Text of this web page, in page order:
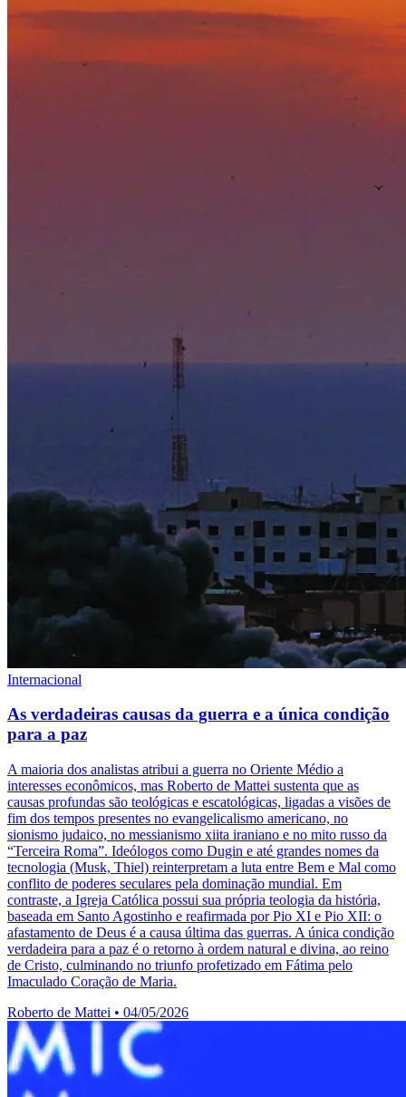
Internacional
As verdadeiras causas da guerra e a única condição
para a paz
A maioria dos analistas atribui a guerra no Oriente Médio a
interesses econômicos, mas Roberto de Mattei sustenta que as
causas profundas são teológicas e escatológicas, ligadas a visões de
fim dos tempos presentes no evangelicalismo americano, no
sionismo judaico, no messianismo xiita iraniano e no mito russo da
“Terceira Roma”. Ideólogos como Dugin e até grandes nomes da
tecnologia (Musk, Thiel) reinterpretam a luta entre Bem e Mal como
conflito de poderes seculares pela dominação mundial. Em
contraste, a Igreja Católica possui sua própria teologia da história,
baseada em Santo Agostinho e reafirmada por Pio XI e Pio XII: o
afastamento de Deus é a causa última das guerras. A única condição
verdadeira para a paz é o retorno à ordem natural e divina, ao reino
de Cristo, culminando no triunfo profetizado em Fátima pelo
Imaculado Coração de Maria.
Roberto de Mattei • 04/05/2026